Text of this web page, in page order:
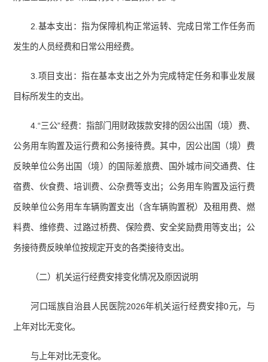
2.基本支出：指为保障机构正常运转、完成日常工作任务而
发生的人员经费和日常公用经费。
3.项目支出：指在基本支出之外为完成特定任务和事业发展
目标所发生的支出。
4.“三公”经费：指部门用财政拨款安排的因公出国（境）费、
公务用车购置及运行费和公务接待费。其中，因公出国（境）费
反映单位公务出国（境）的国际差旅费、国外城市间交通费、住
宿费、伙食费、培训费、公杂费等支出；公务用车购置及运行费
反映单位公务用车车辆购置支出（含车辆购置税）及租用费、燃
料费、维修费、过路过桥费、保险费、安全奖励费用等支出；公
务接待费反映单位按规定开支的各类接待支出。
（二）机关运行经费安排变化情况及原因说明
河口瑶族自治县人民医院2026年机关运行经费安排0元，与
上年对比无变化。
与上年对比无变化。